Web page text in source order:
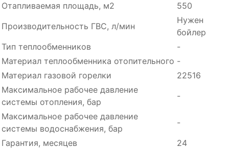
Отапливаемая площадь, м2
550
Производительность ГВC, л/мин
Нужен
бойлер
Тип теплообменников
-
Материал теплообменника отопительного -
Материал газовой горелки
22516
Максимальное рабочее давление
системы отопления, бар
-
Максимальное рабочее давление
системы водоснабжения, бар
-
Гарантия, месяцев
24